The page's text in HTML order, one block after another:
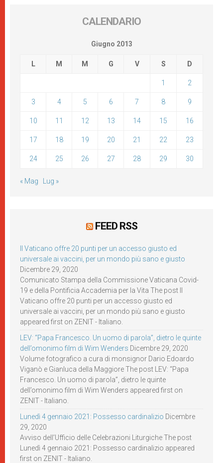
CALENDARIO
Giugno 2013
L M M G V S D
1 2
3 4 5 6 7 8 9
10 11 12 13 14 15 16
17 18 19 20 21 22 23
24 25 26 27 28 29 30
« Mag Lug »
FEED RSS
Il Vaticano offre 20 punti per un accesso giusto ed
universale ai vaccini, per un mondo più sano e giusto
Dicembre 29, 2020
Comunicato Stampa della Commissione Vaticana Covid-
19 e della Pontificia Accademia per la Vita The post Il
Vaticano offre 20 punti per un accesso giusto ed
universale ai vaccini, per un mondo più sano e giusto
appeared first on ZENIT - Italiano.
LEV: “Papa Francesco. Un uomo di parola”, dietro le quinte
dell’omonimo film di Wim Wenders Dicembre 29, 2020
Volume fotografico a cura di monsignor Dario Edoardo
Viganò e Gianluca della Maggiore The post LEV: “Papa
Francesco. Un uomo di parola”, dietro le quinte
dell’omonimo film di Wim Wenders appeared first on
ZENIT - Italiano.
Lunedì 4 gennaio 2021: Possesso cardinalizio Dicembre
29, 2020
Avviso dell’Ufficio delle Celebrazioni Liturgiche The post
Lunedì 4 gennaio 2021: Possesso cardinalizio appeared
first on ZENIT - Italiano.